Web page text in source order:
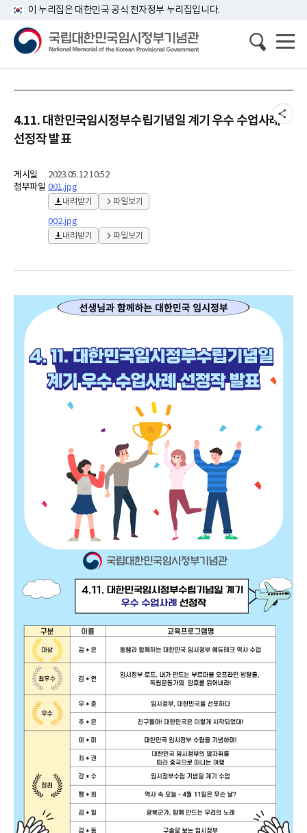
이 누리집은 대한민국 공식 전자정부 누리집입니다.
4.11. 대한민국임시정부수립기념일 계기 우수 수업사례
선정작 발표
게시일
2023.05.12 10:52
첨부파일 001.jpg
내려받기 파일보기
002.jpg
내려받기 파일보기